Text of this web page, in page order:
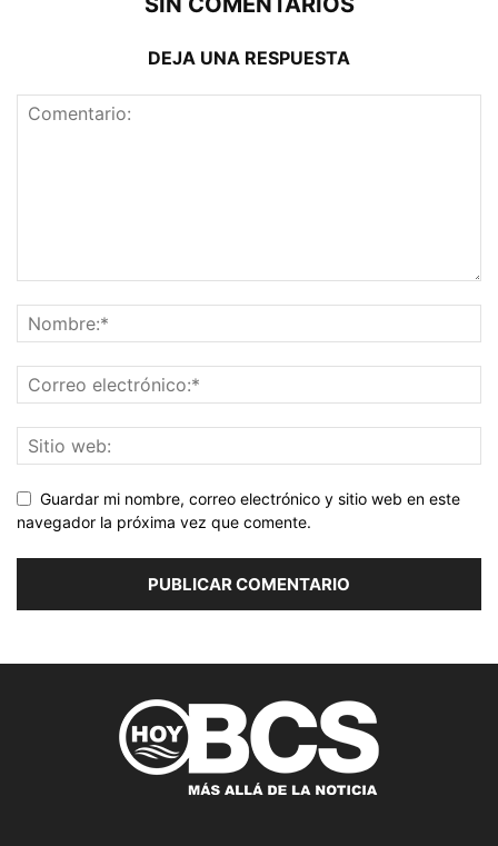
DEJA UNA RESPUESTA
Guardar mi nombre, correo electrónico y sitio web en este
navegador la próxima vez que comente.